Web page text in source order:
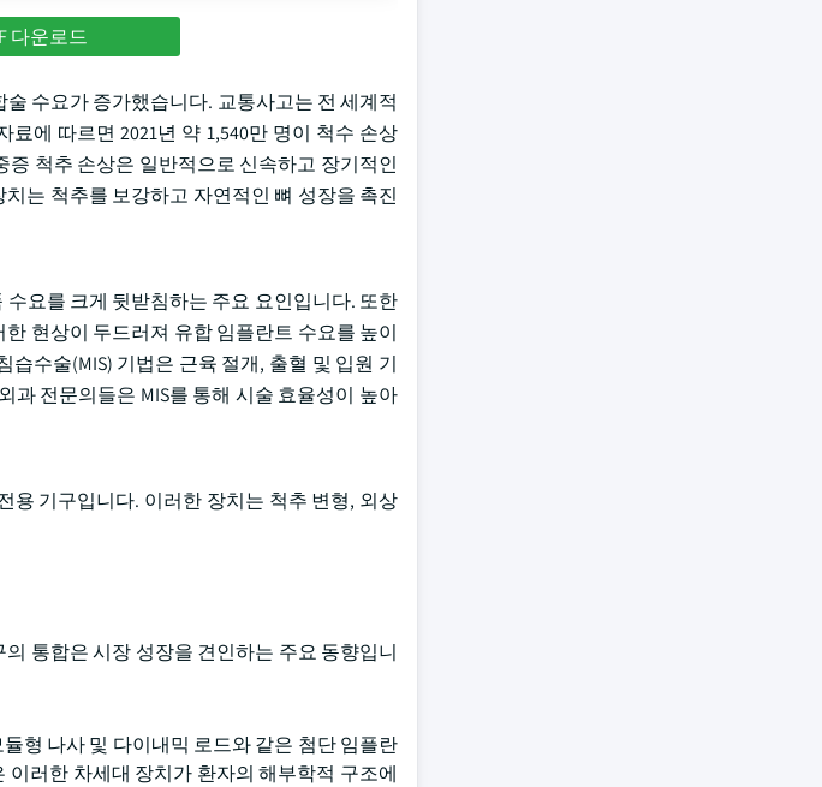
다운로드
수요가 증가했습니다. 교통사고는 전 세계적
에 따르면 2021년 약 1,540만 명이 척수 손상
증 척추 손상은 일반적으로 신속하고 장기적인
는 척추를 보강하고 자연적인 뼈 성장을 촉진
요를 크게 뒷받침하는 주요 요인입니다. 또한
현상이 두드러져 유합 임플란트 수요를 높이
수술(MIS) 기법은 근육 절개, 출혈 및 입원 기
과 전문의들은 MIS를 통해 시술 효율성이 높아
용 기구입니다. 이러한 장치는 척추 변형, 외상
통합은 시장 성장을 견인하는 주요 동향입니
형 나사 및 다이내믹 로드와 같은 첨단 임플란
러한 차세대 장치가 환자의 해부학적 구조에